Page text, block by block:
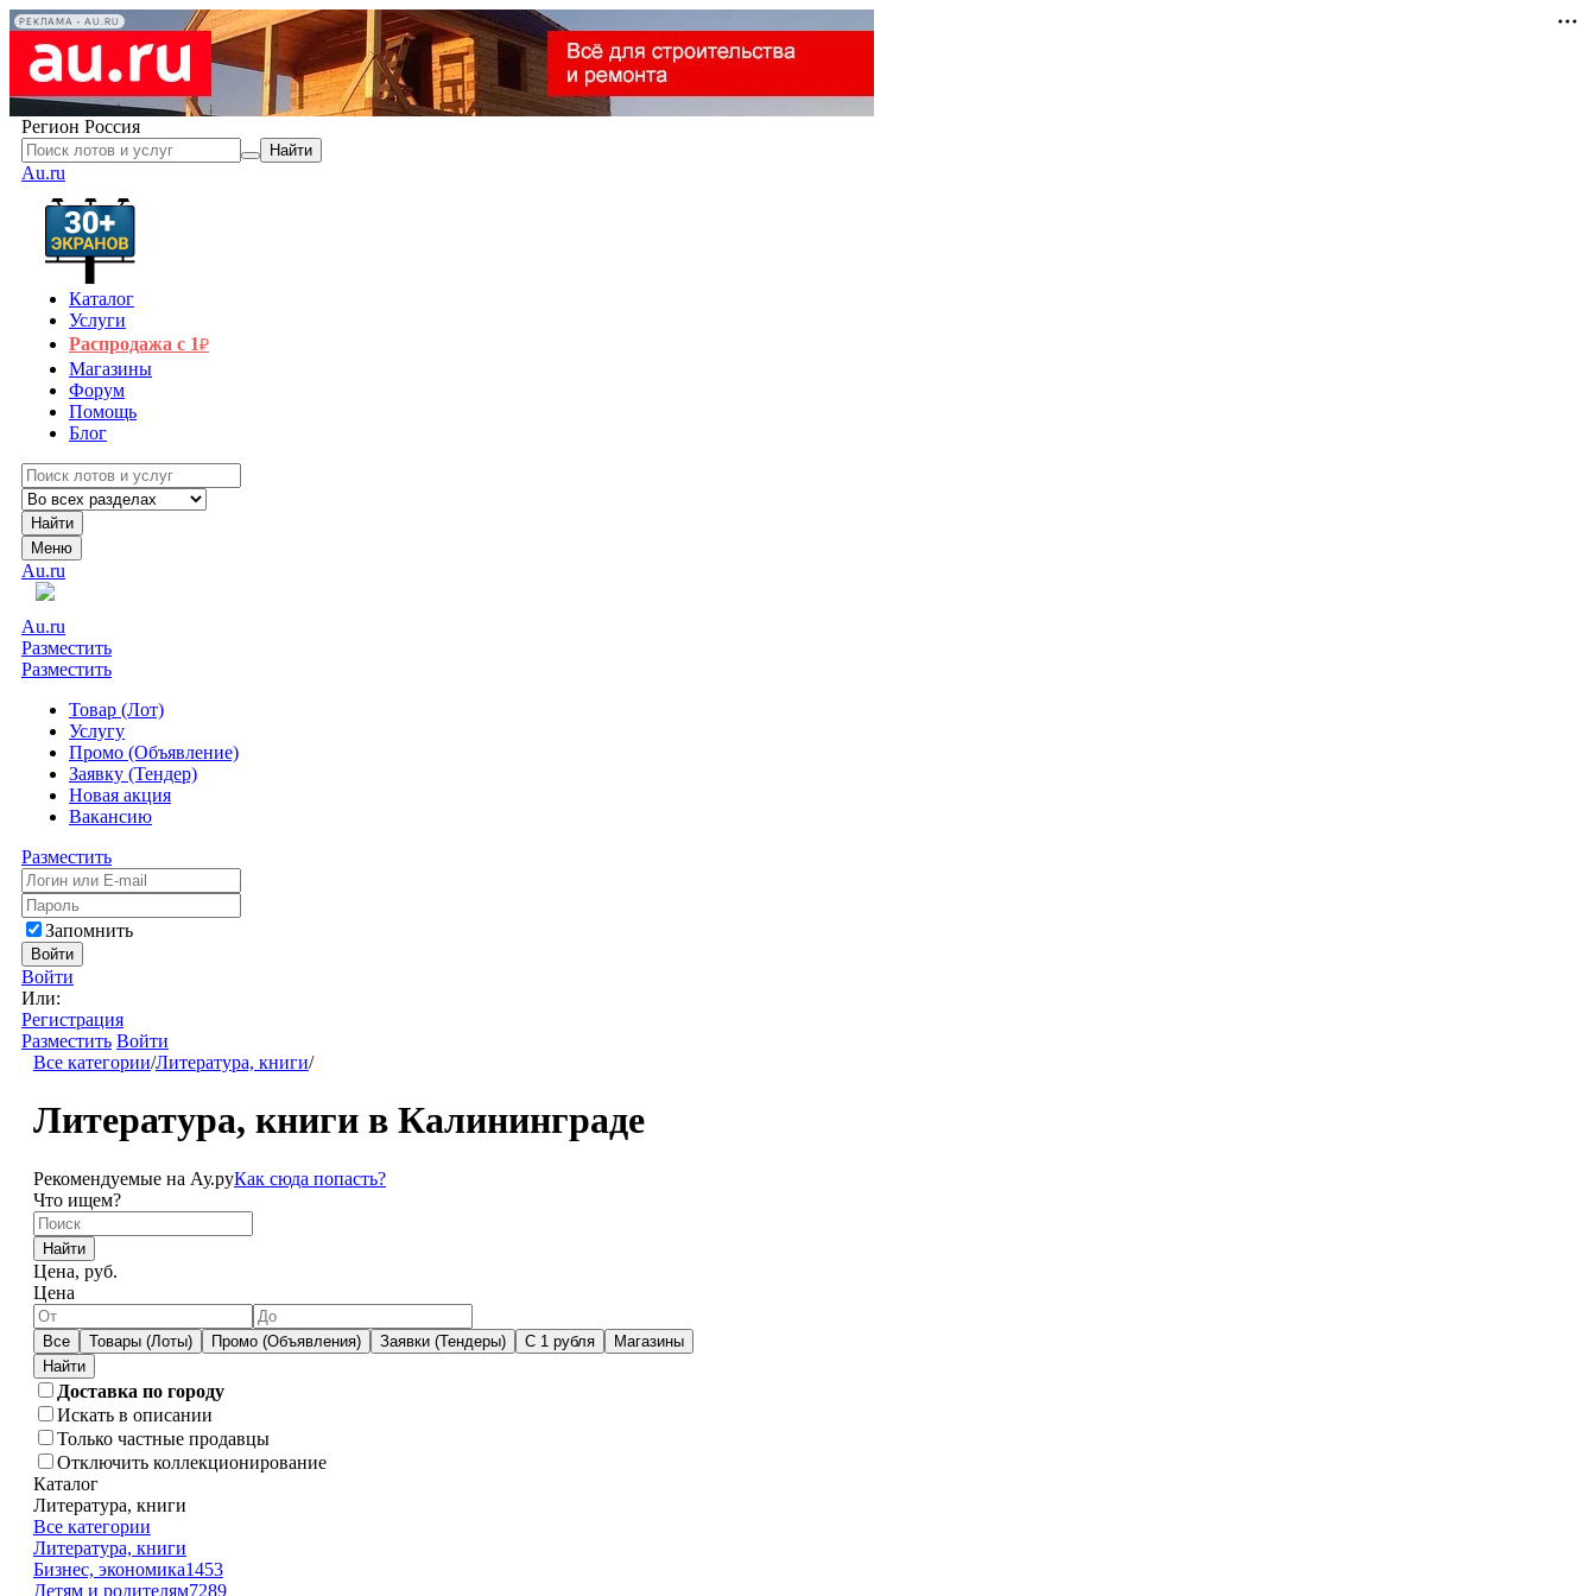
РЕКЛАМА • AU.RU
Регион Россия
Найти
Au.ru
Каталог
Услуги
Распродажа с 1₽
Магазины
Форум
Помощь
Блог
Найти
Меню
Au.ru
Au.ru
Разместить
Разместить
Товар (Лот)
Услугу
Промо (Объявление)
Заявку (Тендер)
Новая акция
Вакансию
Разместить
Запомнить
Войти
Войти
Или:
Регистрация
Разместить Войти
Все категории/Литература, книги/
Литература, книги в Калининграде
Рекомендуемые на Ау.руКак сюда попасть?
Что ищем?
Найти
Цена, руб.
Цена
Все Товары (Лоты) Промо (Объявления) Заявки (Тендеры) С 1 рубля Магазины
Доставка по городу
Искать в описании
Только частные продавцы
Отключить коллекционирование
Каталог
Литература, книги
Все категории
Литература, книги
Бизнес, экономика1453
Детям и родителям7289